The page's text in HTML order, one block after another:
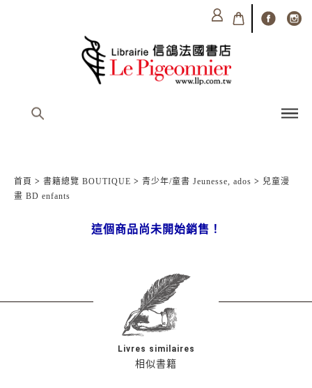
首頁 > 書籍總覽 BOUTIQUE > 青少年/童書 Jeunesse, ados > 兒童漫
畫 BD enfants
這個商品尚未開始銷售！
相似書籍
Livres similaires